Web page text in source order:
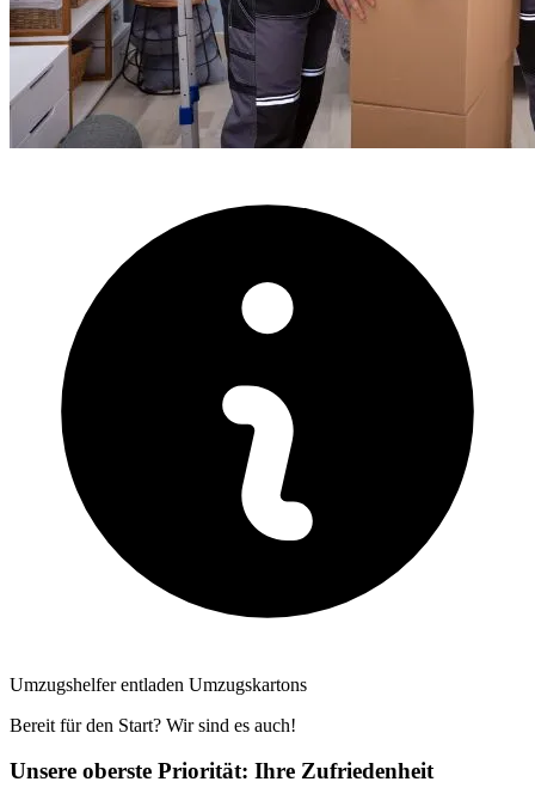
Umzugshelfer entladen Umzugskartons
Bereit für den Start? Wir sind es auch!
Unsere oberste Priorität: Ihre Zufriedenheit